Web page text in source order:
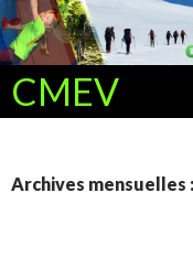
CMEV
Recherche
ALLER AU CONTENU
Archives mensuelles